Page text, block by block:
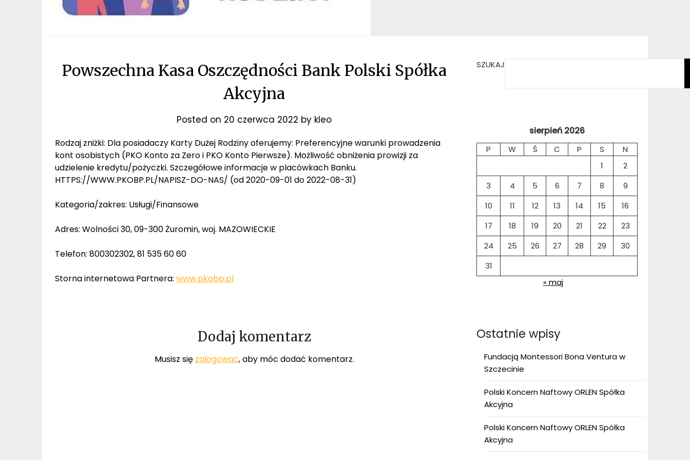
Powszechna Kasa Oszczędności Bank Polski Spółka
Akcyjna
Posted on 20 czerwca 2022 by kleo
Rodzaj zniżki: Dla posiadaczy Karty Dużej Rodziny oferujemy: Preferencyjne warunki prowadzenia
kont osobistych (PKO Konto za Zero i PKO Konto Pierwsze). Możliwość obniżenia prowizji za
udzielenie kredytu/pożyczki. Szczegółowe informacje w placówkach Banku.
HTTPS://WWW.PKOBP.PL/NAPISZ-DO-NAS/ (od 2020-09-01 do 2022-08-31)
Kategoria/zakres: Usługi/Finansowe
Adres: Wolności 30, 09-300 Żuromin, woj. MAZOWIECKIE
Telefon: 800302302, 81 535 60 60
Storna internetowa Partnera: www.pkobp.pl
Dodaj komentarz
Musisz się zalogować, aby móc dodać komentarz.
SZUKAJ
sierpień 2026
P W Ś C P S
N
1
2
3
4 5 6 7 8
9
10
11 12 13 14 15
16
17
18 19 20 21 22
23
24
25 26 27 28 29
30
31
« maj
Ostatnie wpisy
Fundacją Montessori Bona Ventura w
Szczecinie
Polski Koncern Naftowy ORLEN Spółka
Akcyjna
Polski Koncern Naftowy ORLEN Spółka
Akcyjna